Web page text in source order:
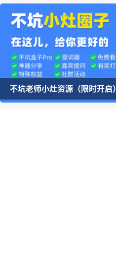
不坑老师小灶资源（限时开启）